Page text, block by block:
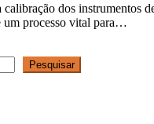
dos instrumentos
um processo vital para…
Pesquisar